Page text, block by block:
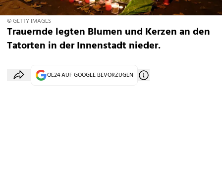
© GETTY IMAGES
Trauernde legten Blumen und Kerzen an den
Tatorten in der Innenstadt nieder.
OE24 AUF GOOGLE BEVORZUGEN